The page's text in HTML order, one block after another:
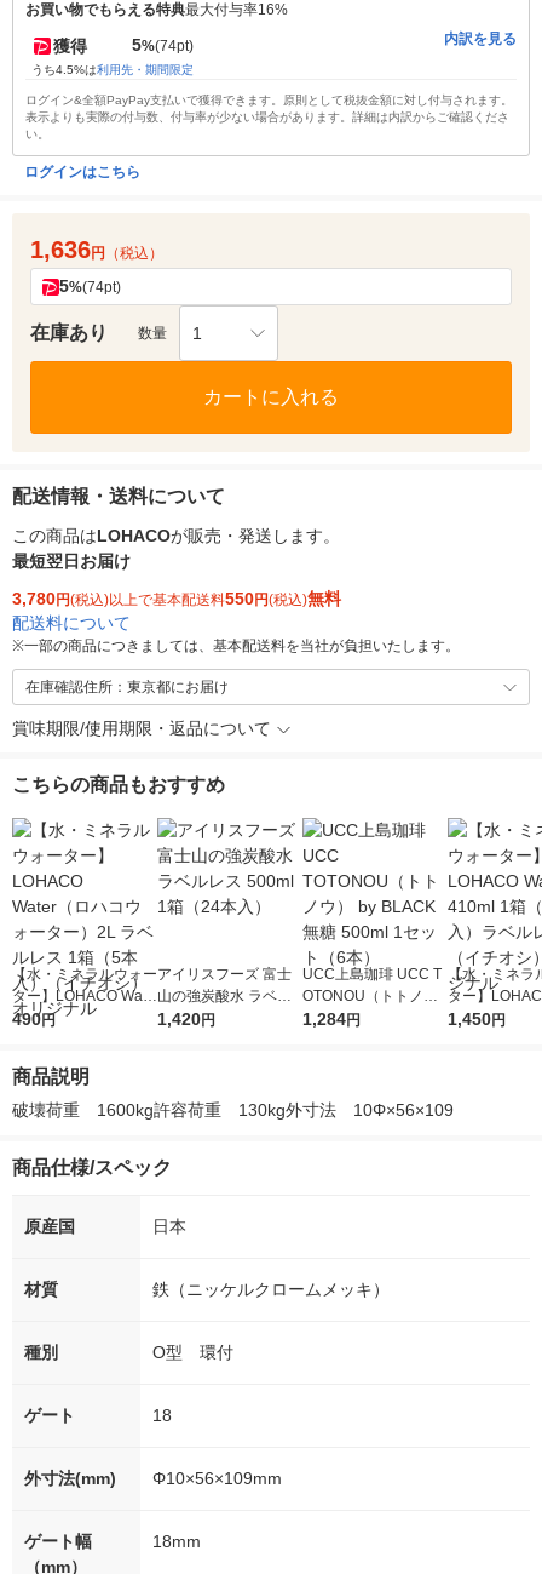
お買い物でもらえる特典最大付与率16%
獲得 5%(74pt)
うち4.5%は利用先・期間限定
内訳を見る
ログイン&全額PayPay支払いで獲得できます。原則として税抜金額に対し付与されます。
表示よりも実際の付与数、付与率が少ない場合があります。詳細は内訳からご確認くださ
い。
ログインはこちら
1,636円 （税込）
5%(74pt)
在庫あり 数量 1
カートに入れる
配送情報・送料について
この商品はLOHACOが販売・発送します。
最短翌日お届け
3,780円(税込)以上で基本配送料550円(税込)無料
配送料について
※一部の商品につきましては、基本配送料を当社が負担いたします。
在庫確認住所：東京都にお届け
賞味期限/使用期限・返品について
こちらの商品もおすすめ
【水・ミネラルウォー
ター】LOHACO Wate
r（ロハコウォータ
シ） オリジナル
490円
アイリスフーズ 富士
山の強炭酸水 ラベル
レス 500ml 1箱（24
1,420円
UCC上島珈琲 UCC T
OTONOU（トトノ
ウ） by BLACK無糖 5
1,284円
【水・ミネラ
ター】
r 410ml 1箱（
1,450円
商品説明
破壊荷重　1600kg許容荷重　130kg外寸法　10Φ×56×109
商品仕様/スペック
原産国 日本
材質 鉄（ニッケルクロームメッキ）
種別 O型 環付
ゲート 18
外寸法(mm) Φ10×56×109mm
ゲート幅
（mm）
18mm